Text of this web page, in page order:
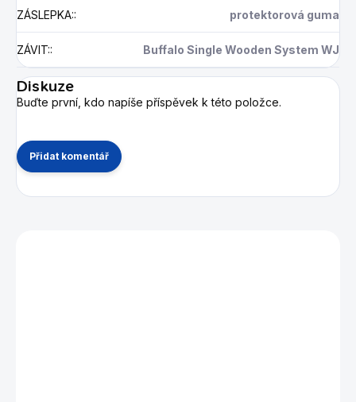
ZÁSLEPKA:: protektorová guma
ZÁVIT:: Buffalo Single Wooden System WJ
Diskuze
Buďte první, kdo napíše příspěvek k této položce.
Přidat komentář